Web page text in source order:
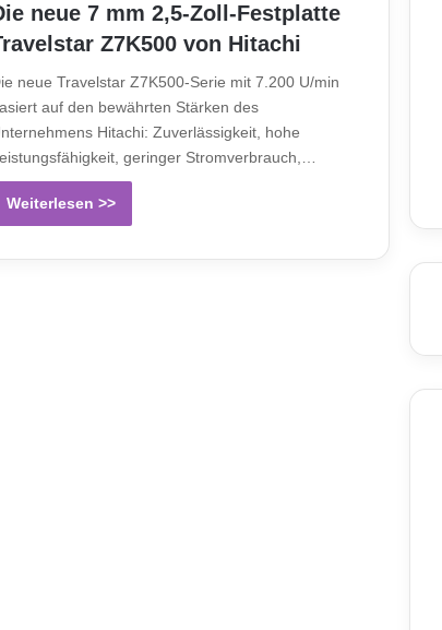
neue 7 mm 2,5-Zoll-Festplatte
Z7K500 von Hitachi
neue Travelstar Z7K500-Serie mit 7.200 U/min
auf den bewährten Stärken des
Hitachi: Zuverlässigkeit, hohe
geringer Stromverbrauch,…
Weiterlesen >>